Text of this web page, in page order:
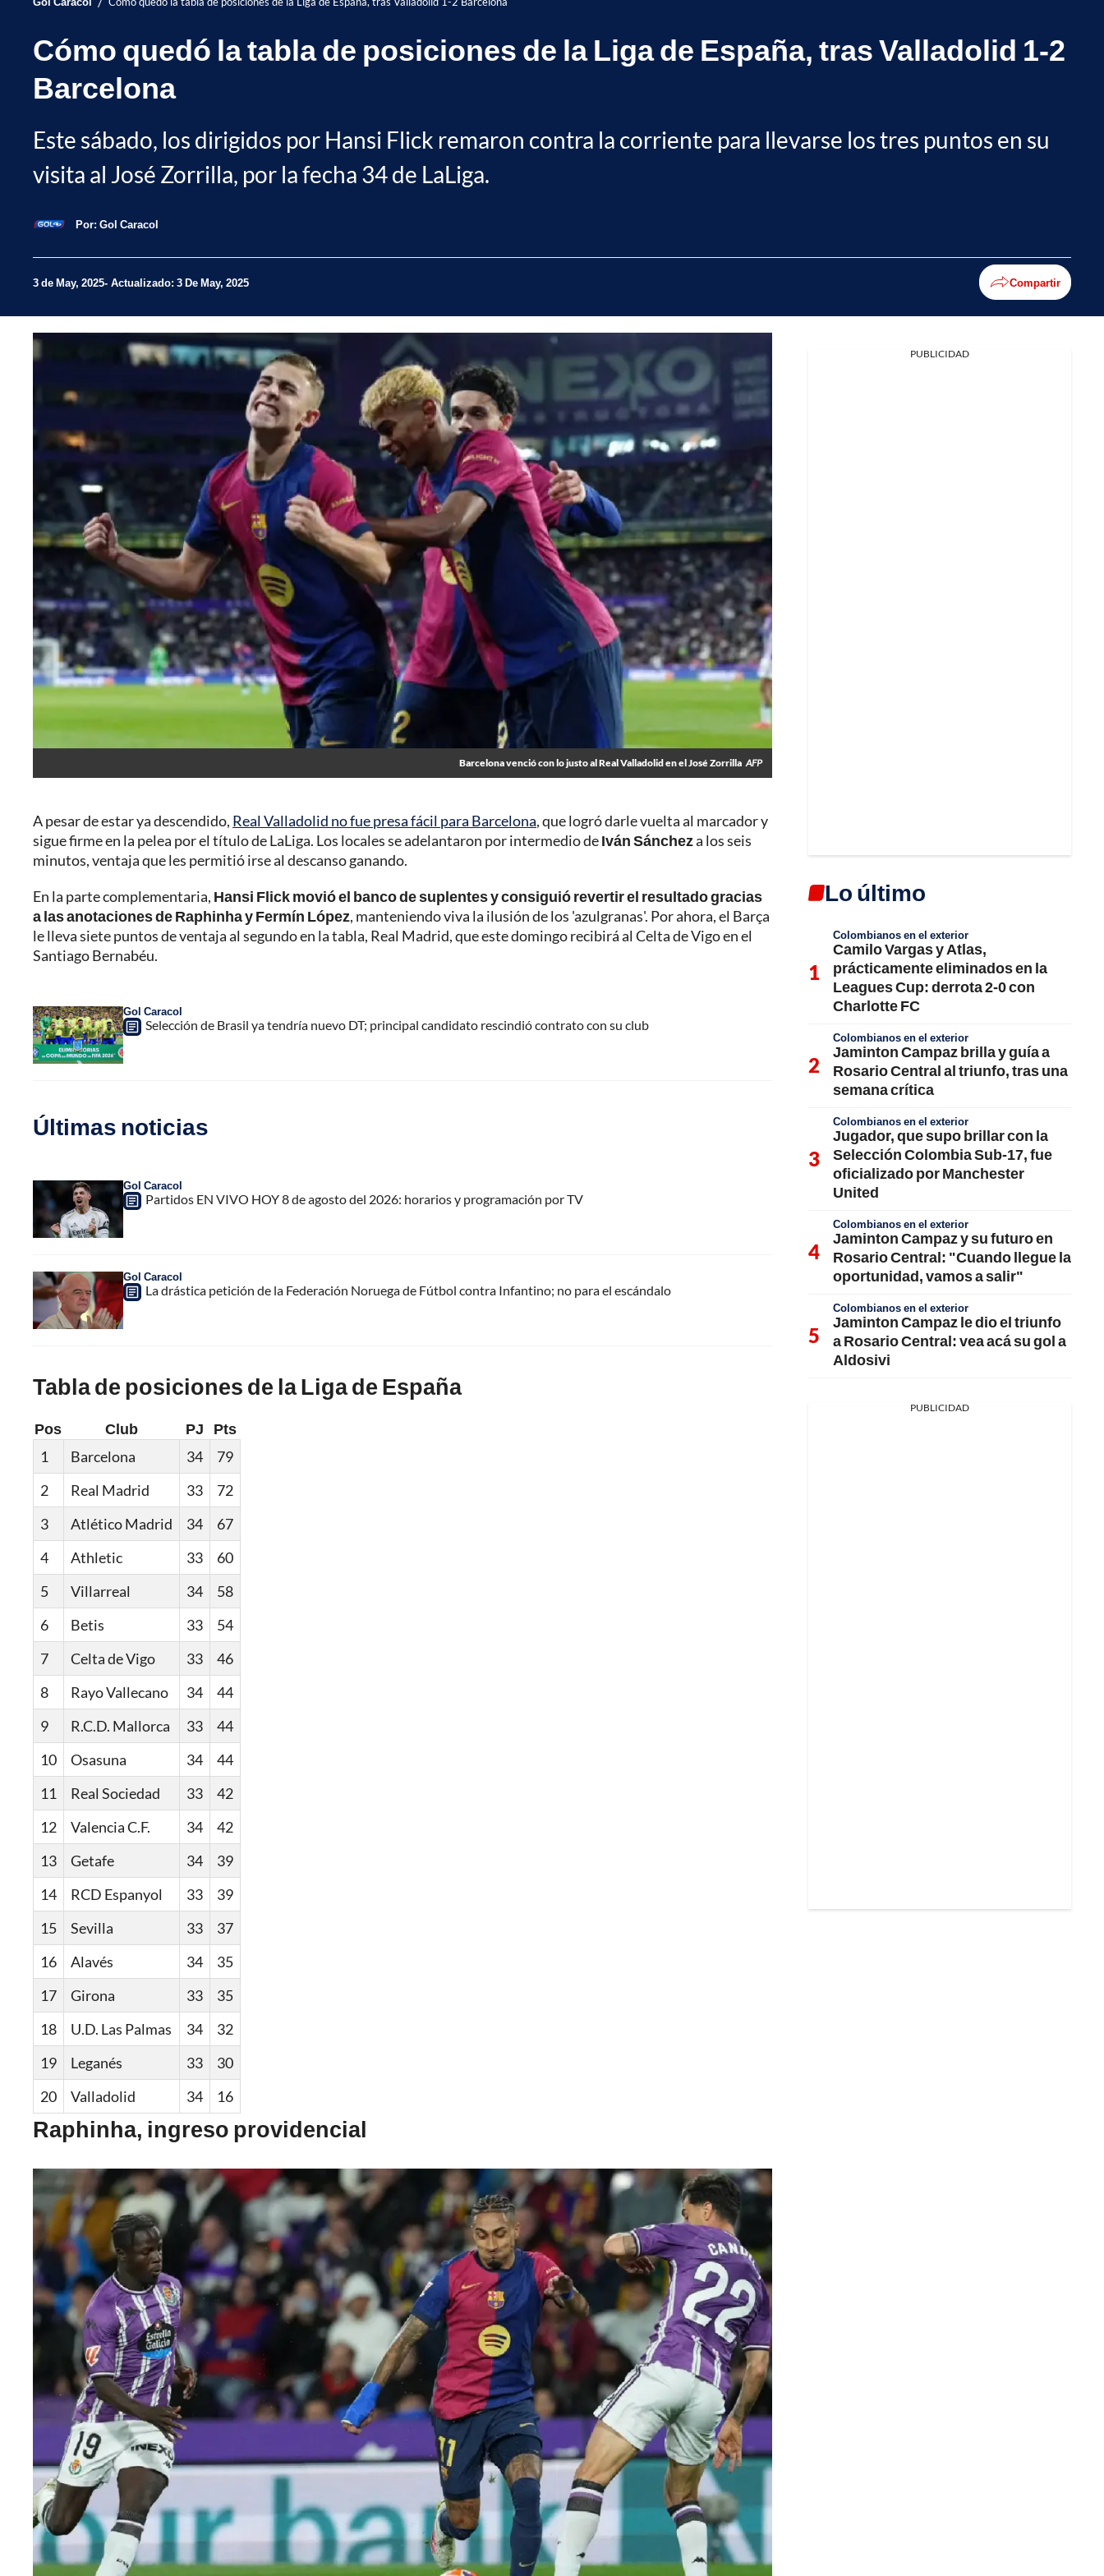
Cómo quedó la tabla de posiciones de la Liga de España, tras Valladolid 1-2
Barcelona
Este sábado, los dirigidos por Hansi Flick remaron contra la corriente para llevarse los tres puntos en su
visita al José Zorrilla, por la fecha 34 de LaLiga.
Por: Gol Caracol
3 de May, 2025 Actualizado: 3 De May, 2025 Compartir
Barcelona venció con lo justo al Real Valladolid en el José Zorrilla AFP
A pesar de estar ya descendido, Real Valladolid no fue presa fácil para Barcelona, que logró darle vuelta al marcador y
sigue firme en la pelea por el título de LaLiga. Los locales se adelantaron por intermedio deIván Sáncheza los seis
minutos, ventaja que les permitió irse al descanso ganando.
En la parte complementaria, Hansi Flick movió el banco de suplentes y consiguió revertir el resultado gracias
a las anotaciones de Raphinha y Fermín López, manteniendo viva la ilusión de los 'azulgranas'. Por ahora, el Barça
le lleva siete puntos de ventaja al segundo en la tabla, Real Madrid, que este domingo recibirá al Celta de Vigo en el
Santiago Bernabéu.
Gol Caracol
Selección de Brasil ya tendría nuevo DT; principal candidato rescindió contrato con su club
Últimas noticias
Gol Caracol
Partidos EN VIVO HOY 8 de agosto del 2026: horarios y programación por TV
Gol Caracol
La drástica petición de la Federación Noruega de Fútbol contra Infantino; no para el escándalo
Tabla de posiciones de la Liga de España
Pos Club PJ
Pts
1
Barcelona 34
79
2
Real Madrid 33
72
3
Atlético Madrid 34
67
4
Athletic 33
60
5
Villarreal 34
58
6
Betis 33
54
7
Celta de Vigo 33
46
8
Rayo Vallecano 34
44
9
R.C.D. Mallorca 33
44
10
Osasuna 34
44
11
Real Sociedad 33
42
12
Valencia C.F. 34
42
13
Getafe 34
39
14
RCD Espanyol 33
39
15
Sevilla 33
37
16
Alavés 34
35
17
Girona 33
35
18
U.D. Las Palmas 34
32
19
Leganés 33
30
20
Valladolid 34 16
Raphinha, ingreso providencial
PUBLICIDAD
Lo último
Colombianos en el exterior
Camilo Vargas y Atlas,
prácticamente eliminados en la
Leagues Cup: derrota 2-0 con
Charlotte FC
Colombianos en el exterior
Jaminton Campaz brilla y guía a
Rosario Central al triunfo, tras una
semana crítica
Colombianos en el exterior
Jugador, que supo brillar con la
Selección Colombia Sub-17, fue
oficializado por Manchester
United
Colombianos en el exterior
Jaminton Campaz y su futuro en
Rosario Central: "Cuando llegue la
oportunidad, vamos a salir"
Colombianos en el exterior
Jaminton Campaz le dio el triunfo
a Rosario Central: vea acá su gol a
Aldosivi
PUBLICIDAD